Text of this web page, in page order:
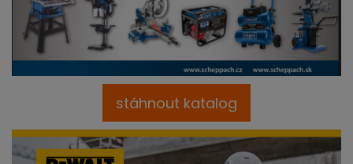
stáhnout katalog